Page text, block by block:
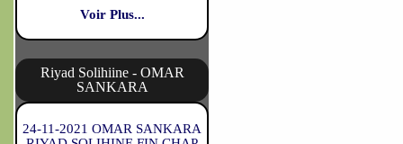
Voir Plus...
Riyad Solihiine - OMAR
SANKARA
24-11-2021 OMAR SANKARA